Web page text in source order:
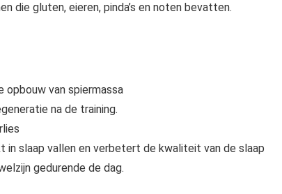
die gluten, eieren, pinda’s en noten bevatten.
opbouw van spiermassa
na de training.
in slaap vallen en verbetert de kwaliteit van de slaap
gedurende de dag.